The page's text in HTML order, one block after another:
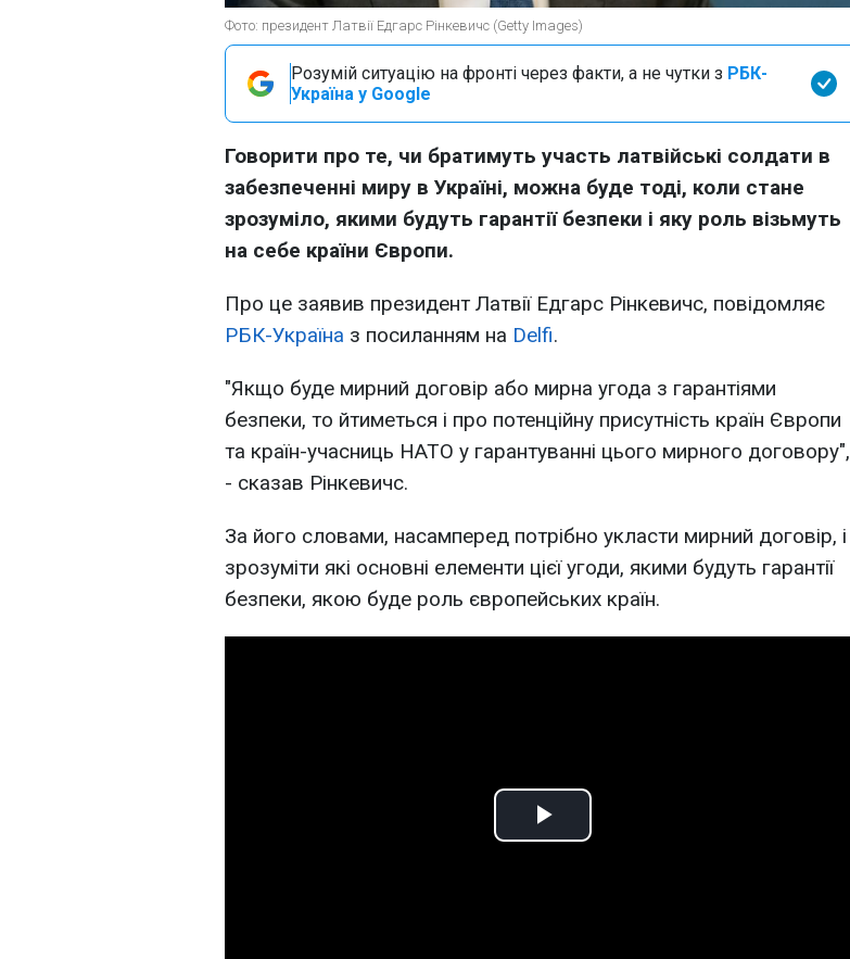
Фото: президент Латвії Едгарс Рінкевичс (Getty Images)
Розумій ситуацію на фронті через факти, а не чутки з РБК-
Україна у Google
Говорити про те, чи братимуть участь латвійські солдати в
забезпеченні миру в Україні, можна буде тоді, коли стане
зрозуміло, якими будуть гарантії безпеки і яку роль візьмуть
на себе країни Європи.
Про це заявив президент Латвії Едгарс Рінкевичс, повідомляє
РБК-Україна з посиланням на Delfi.
"Якщо буде мирний договір або мирна угода з гарантіями
безпеки, то йтиметься і про потенційну присутність країн Європи
та країн-учасниць НАТО у гарантуванні цього мирного договору",
- сказав Рінкевичс.
За його словами, насамперед потрібно укласти мирний договір, і
зрозуміти які основні елементи цієї угоди, якими будуть гарантії
безпеки, якою буде роль європейських країн.
Play